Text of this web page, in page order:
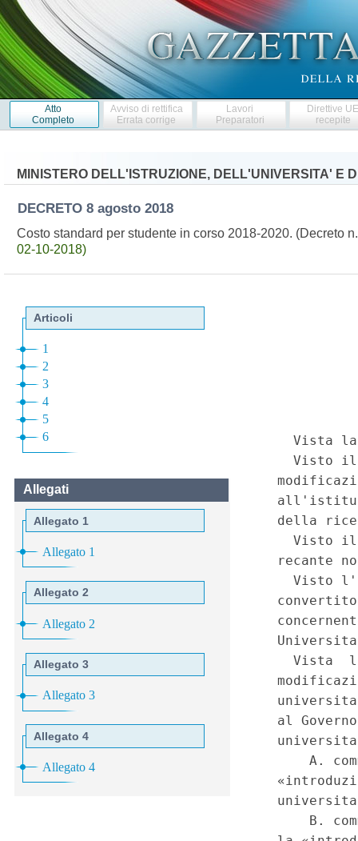
Atto
Completo
Avviso di rettifica
Errata corrige
Lavori
Preparatori
Direttive
recepite
MINISTERO DELL'ISTRUZIONE, DELL'UNIVERSITA' E
DECRETO 8 agosto 2018
Costo standard per studente in corso 2018-2020. (Decreto
02-10-2018)